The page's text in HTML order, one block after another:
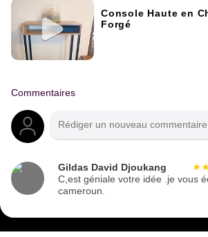
Console Haute en
Forgé
Commentaires
Gildas David Djoukang
C,est géniale votre idée .je vous
cameroun.